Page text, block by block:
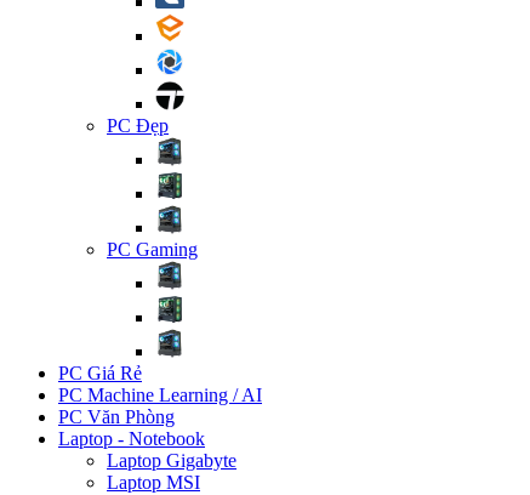
PC Đẹp
PC Gaming
PC Giá Rẻ
PC Machine Learning / AI
PC Văn Phòng
Laptop - Notebook
Laptop Gigabyte
Laptop MSI